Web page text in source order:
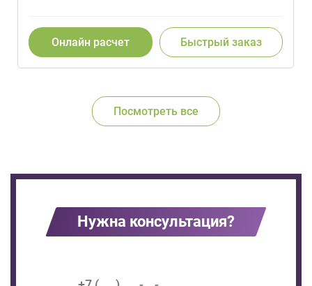
Онлайн расчет Быстрый заказ
Посмотреть все
Нужна консультация?